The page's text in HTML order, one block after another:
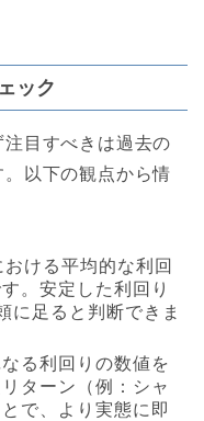
ック
目すべきは過去の
以下の観点から情
おける平均的な利回
。安定した利回り
に足ると判断できま
なる利回りの数値を
ターン（例：シャ
で、より実態に即